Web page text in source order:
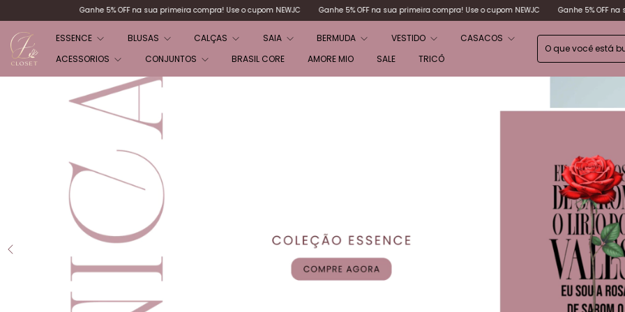
compra! Use o cupom NEWJC Ganhe 5% OFF na sua primeira compra! Use o cupom NEWJC Ganhe 5% OFF na sua primeira compra! Use o cupom NEWJC
ESSENCE BLUSAS CALÇAS SAIA BERMUDA VESTIDO
CASACOS
ACESSORIOS
CONJUNTOS BRASIL CORE AMORE MIO SALE TRICÔ